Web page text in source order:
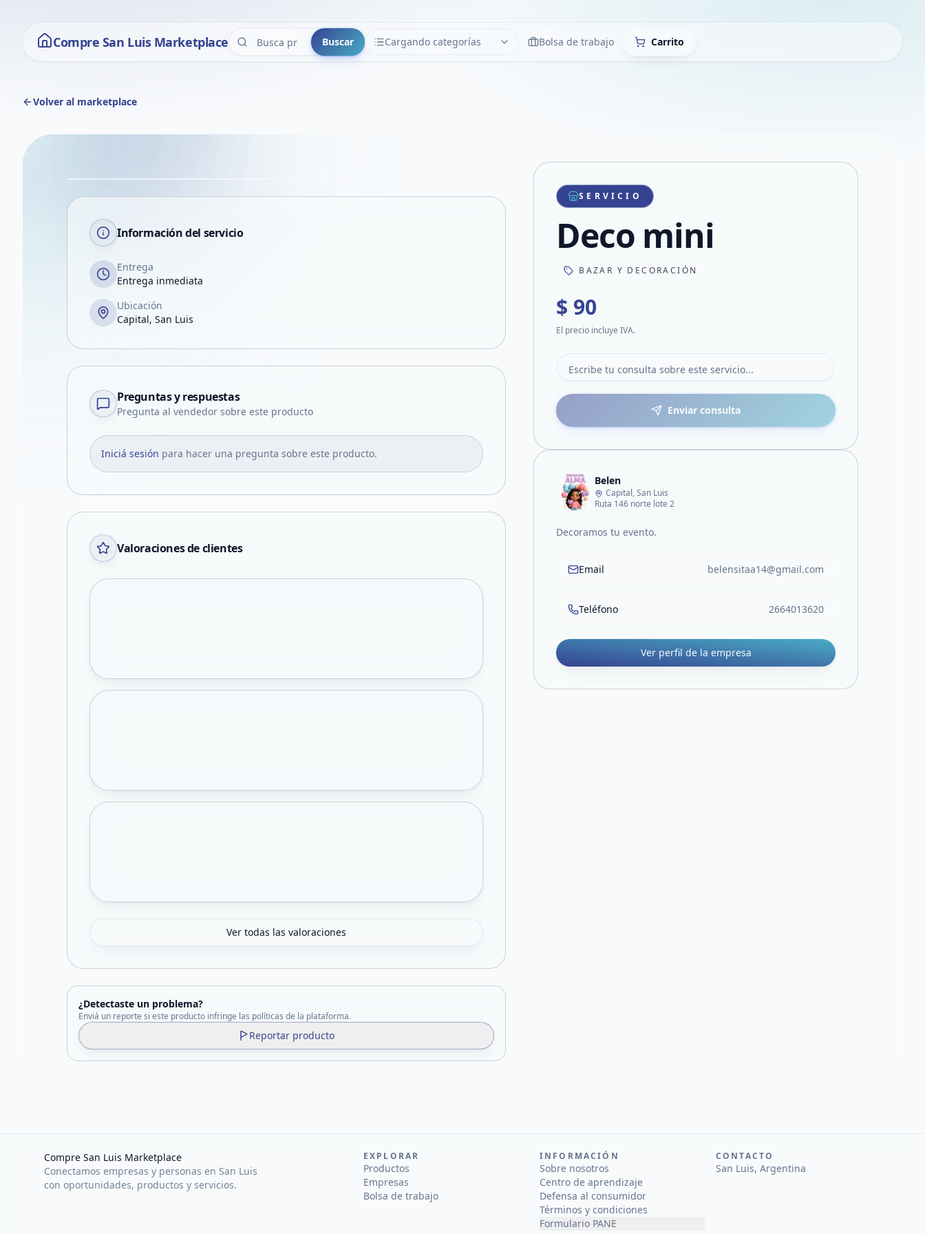
Compre San Luis Marketplace Buscar Cargando categorías
CATEGORÍAS LimpiarBolsa de trabajo Carrito
Volver al marketplace
VER EN PANTALLA COMPLETA
Compartir producto
Compartir por WhatsApp
Compartir por mail
Compartir en Facebook
Compartir en X
Información del servicio
Entrega
Entrega inmediata
Ubicación
Capital, San Luis
Preguntas y respuestas
Pregunta al vendedor sobre este producto
Iniciá sesión para hacer una pregunta sobre este producto.
Valoraciones de clientes
Ver todas las valoraciones
¿Detectaste un problema?
Enviá un reporte si este producto infringe las políticas de la plataforma.
Reportar producto
SERVICIO
Deco mini
BAZAR Y DECORACIÓN
$ 90
El precio incluye IVA.
Enviar consulta
Belen
Capital, San Luis
Ruta 146 norte lote 2
Decoramos tu evento.
Email belensitaa14@gmail.com
Teléfono 2664013620
Ver perfil de la empresa
Compre San Luis Marketplace
Conectamos empresas y personas en San Luis
con oportunidades, productos y servicios.
EXPLORAR
Productos
Empresas
Bolsa de trabajo
INFORMACIÓN
Sobre nosotros
Centro de aprendizaje
Defensa al consumidor
Términos y condiciones
Formulario PANE
CONTACTO
San Luis, Argentina